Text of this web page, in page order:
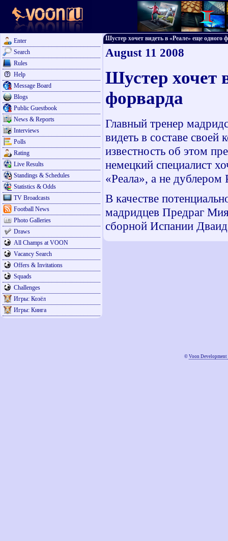
Enter
Search
Rules
Help
Message Board
Blogs
Public Guestbook
News & Reports
Interviews
Polls
Rating
Live Results
Standings & Schedules
Statistics & Odds
TV Broadcasts
Football News
Photo Galleries
Draws
All Champs at VOON
Vacancy Search
Offers & Invitations
Squads
Challenges
Игры: Козёл
Игры: Кинга
Шустер хочет видеть в «Реале» еще одного
August 11 2008
Шустер хочет
форварда
Главный тренер
видеть в составе
известность об этом
немецкий специалист
«Реала», а не дублером
В качестве
мадридцев Предраг
сборной Испании
© Voon Development